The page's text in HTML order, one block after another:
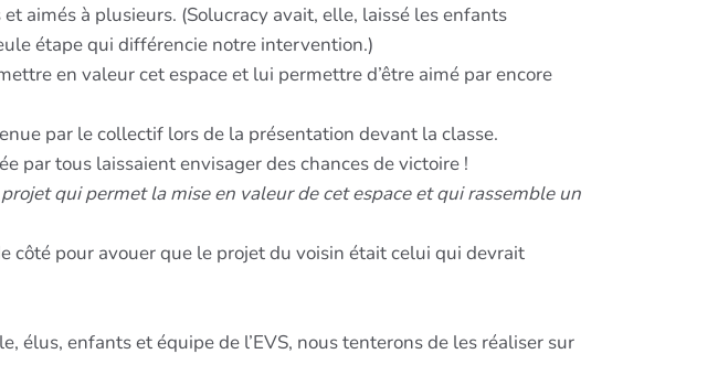
aimés à plusieurs. (Solucracy avait, elle, laissé les enfants
étape qui différencie notre intervention.)
en valeur cet espace et lui permettre d’être aimé par encore
par le collectif lors de la présentation devant la classe.
par tous laissaient envisager des chances de victoire !
qui permet la mise en valeur de cet espace et qui rassemble un
côté pour avouer que le projet du voisin était celui qui devrait
élus, enfants et équipe de l’EVS, nous tenterons de les réaliser sur